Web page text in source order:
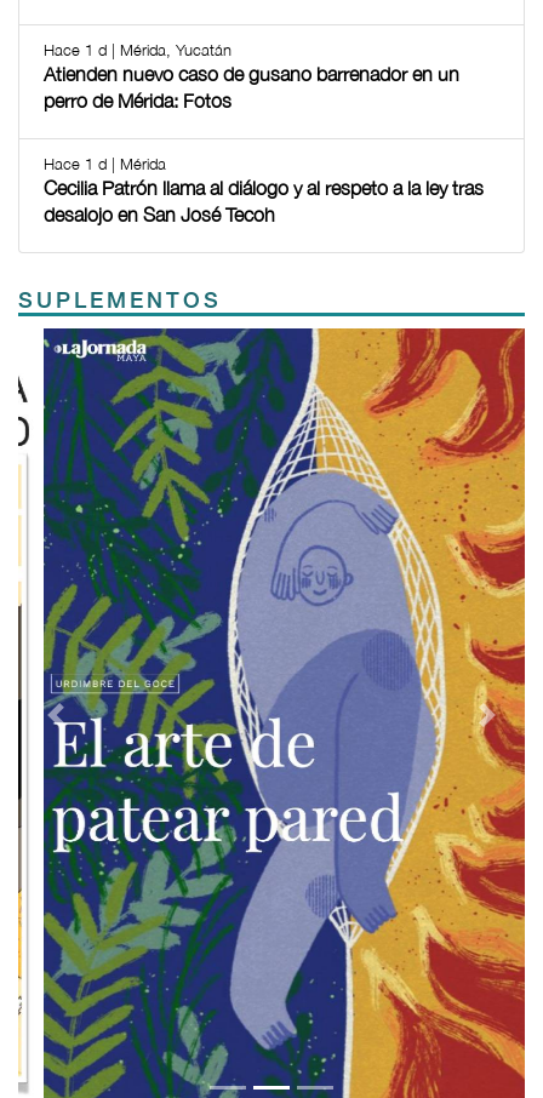
Hace 1 d | Mérida, Yucatán
Atienden nuevo caso de gusano barrenador en un
perro de Mérida: Fotos
Hace 1 d | Mérida
Cecilia Patrón llama al diálogo y al respeto a la ley tras
desalojo en San José Tecoh
SUPLEMENTOS
Previous Next